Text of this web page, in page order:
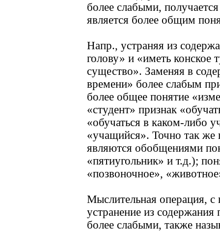
более слабыми,
является более общим
Напр., устраняя из
голову» и «иметь
существо». Заменяя в
времени» более слабым
более общее понятие
«студент» признак
«обучаться в каком-либо
«учащийся». Точно так же
являются обобщениями
«пятиугольник» и т.д.);
«позвоночное»,
Мыслительная операция,
устранение из содержания
более слабыми, также